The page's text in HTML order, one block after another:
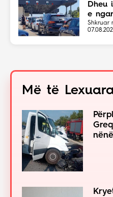
Dheu
e
Shkruar
Më të